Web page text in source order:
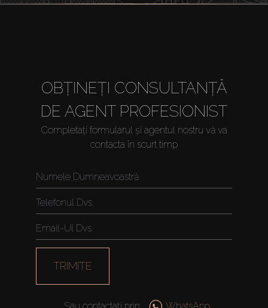
OBȚINEȚI CONSULTANȚĂ
DE AGENT PROFESIONIST
Completați formularul și agentul nostru vă va
contacta în scurt timp
TRIMITE